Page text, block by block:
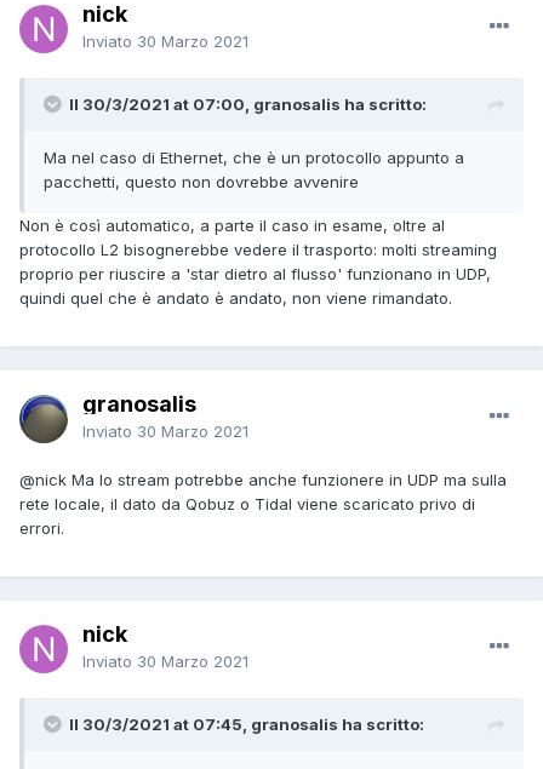
nick
Inviato 30 Marzo 2021
Il 30/3/2021 at 07:00, granosalis ha scritto:
Ma nel caso di Ethernet, che è un protocollo appunto a
pacchetti, questo non dovrebbe avvenire
Non è così automatico, a parte il caso in esame, oltre al
protocollo L2 bisognerebbe vedere il trasporto: molti streaming
proprio per riuscire a 'star dietro al flusso' funzionano in UDP,
quindi quel che è andato è andato, non viene rimandato.
granosalis
Inviato 30 Marzo 2021
@nick Ma lo stream potrebbe anche funzionere in UDP ma sulla
rete locale, il dato da Qobuz o Tidal viene scaricato privo di
errori.
nick
Inviato 30 Marzo 2021
Il 30/3/2021 at 07:45, granosalis ha scritto: